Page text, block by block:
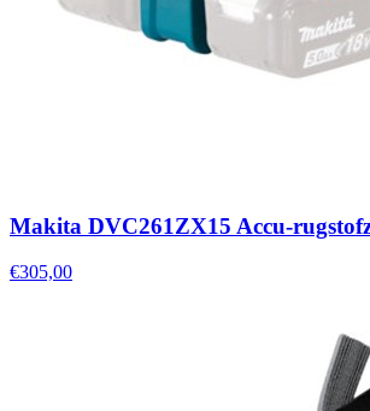
Makita DVC261ZX15 Accu-
€305,00